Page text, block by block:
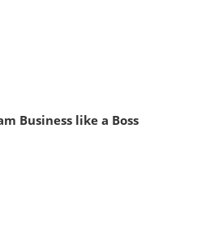
Business like a Boss